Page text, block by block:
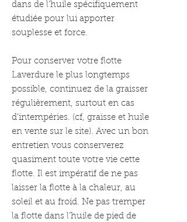
dans de l’huile spécifiquement
étudiée pour lui apporter
souplesse et force.
Pour conserver votre flotte
Laverdure le plus longtemps
possible, continuez de la graisser
régulièrement, surtout en cas
d’intempéries. (cf, graisse et huile
en vente sur le site). Avec un bon
entretien vous conserverez
quasiment toute votre vie cette
flotte. Il est impératif de ne pas
laisser la flotte à la chaleur, au
soleil et au froid. Ne pas tremper
la flotte dans l’huile de pied de